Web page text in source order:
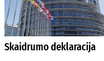
Skaidrumo deklaracija